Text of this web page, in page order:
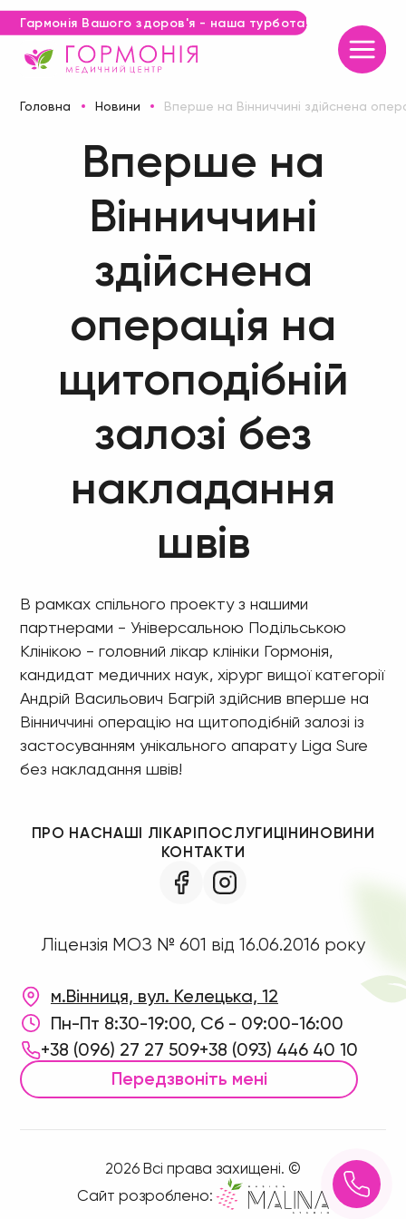
Гармонія Вашого здоров'я - наша турбота!
Головна Новини Вперше на Вінниччині здійснена
Вперше на
Вінниччині
здійснена
операція на
щитоподібній
залозі без
накладання
швів
В рамках спільного проекту з нашими
партнерами - Універсальною Подільською
Клінікою - головний лікар клініки Гормонія,
кандидат медичних наук, хірург вищої категорії
Андрій Васильович Багрій здійснив вперше на
Вінниччині операцію на щитоподібній залозі із
застосуванням унікального апарату Liga Sure
без накладання швів!
ПРО НАСНАШІ ЛІКАРІПОСЛУГИЦІНИНОВИНИ
КОНТАКТИ
Ліцензія МОЗ № 601 від 16.06.2016 року
м.Вінниця, вул. Келецька, 12
Пн-Пт 8:30-19:00, Сб - 09:00-16:00
+38 (096) 27 27 509+38 (093) 446 40 10
Передзвоніть мені
2026 Всі права захищені. ©
Сайт розроблено: